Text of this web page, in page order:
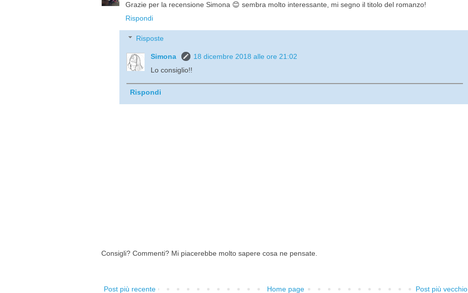
Grazie per la recensione Simona 😊 sembra molto interessante, mi segno il titolo del romanzo!
Rispondi
Risposte
Simona
18 dicembre 2018 alle ore 21:02
Lo consiglio!!
Rispondi
Consigli? Commenti? Mi piacerebbe molto sapere cosa ne pensate.
Post più recente Post più vecchio
Home page